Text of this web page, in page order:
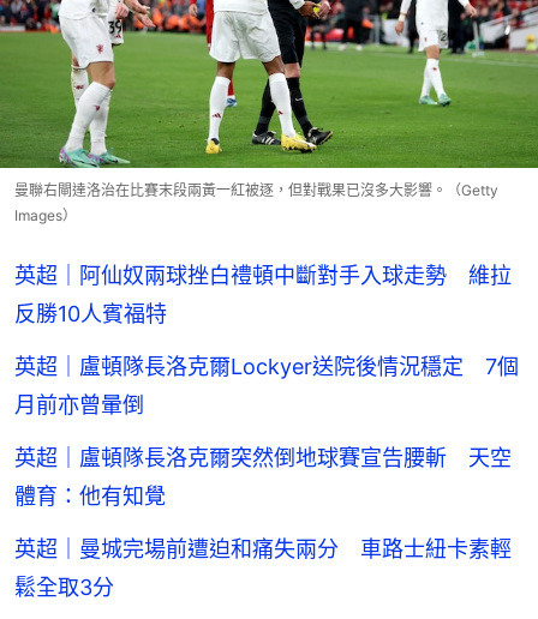
曼聯右閘達洛治在比賽末段兩黃一紅被逐，但對戰果已沒多大影響。（Getty
Images）
英超｜阿仙奴兩球挫白禮頓中斷對手入球走勢 維拉
反勝10人賓福特
英超｜盧頓隊長洛克爾Lockyer送院後情況穩定 7個
月前亦曾暈倒
英超｜盧頓隊長洛克爾突然倒地球賽宣告腰斬 天空
體育：他有知覺
英超｜曼城完場前遭迫和痛失兩分 車路士紐卡素輕
鬆全取3分